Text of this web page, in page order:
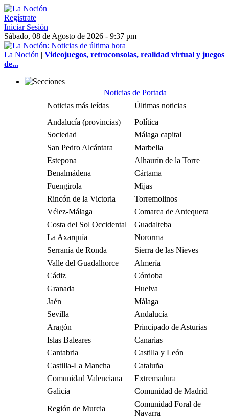
Regístrate
Iniciar Sesión
Sábado, 08 de Agosto de 2026 - 9:37 pm
La Noción | Videojuegos, retroconsolas, realidad virtual y juegos
de...
Noticias de Portada
Noticias más leídas
Últimas noticias
Andalucía (provincias)
Política
Sociedad
Málaga capital
San Pedro Alcántara
Marbella
Estepona
Alhaurín de la Torre
Benalmádena
Cártama
Fuengirola
Mijas
Rincón de la Victoria
Torremolinos
Vélez-Málaga
Comarca de Antequera
Costa del Sol Occidental
Guadalteba
La Axarquía
Nororma
Serranía de Ronda
Sierra de las Nieves
Valle del Guadalhorce
Almería
Cádiz
Córdoba
Granada
Huelva
Jaén
Málaga
Sevilla
Andalucía
Aragón
Principado de Asturias
Islas Baleares
Canarias
Cantabria
Castilla y León
Castilla-La Mancha
Cataluña
Comunidad Valenciana
Extremadura
Galicia
Comunidad de Madrid
Región de Murcia
Comunidad Foral de
Navarra